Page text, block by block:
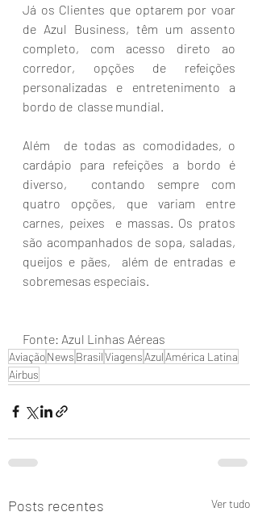
Já os Clientes que optarem por voar
de Azul Business, têm um assento
completo, com acesso direto ao
corredor, opções de refeições
personalizadas e entretenimento a
bordo de  classe mundial.
Além  de todas as comodidades, o
cardápio para refeições a bordo é
diverso,  contando sempre com
quatro opções, que variam entre
carnes, peixes  e massas. Os pratos
são acompanhados de sopa, saladas,
queijos e pães,  além de entradas e
sobremesas especiais.
Fonte: Azul Linhas Aéreas
AviaçãoNews BrasilViagens Azul América Latina
Airbus
Posts recentes Ver tudo